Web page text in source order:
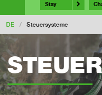
Stay
DE / Steuersysteme